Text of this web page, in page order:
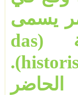
يسمى
(
das
)
.